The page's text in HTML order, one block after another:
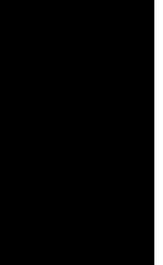
遠因；如果有人